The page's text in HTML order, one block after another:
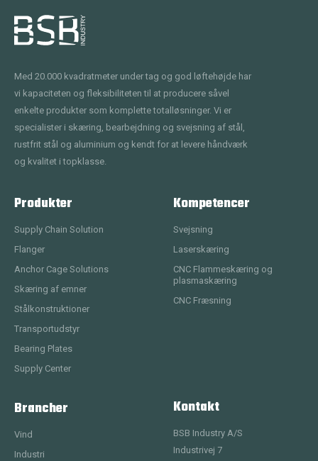
Med 20.000 kvadratmeter under tag og god løftehøjde har
vi kapaciteten og fleksibiliteten til at producere såvel
enkelte produkter som komplette totalløsninger. Vi er
specialister i skæring, bearbejdning og svejsning af stål,
rustfrit stål og aluminium og kendt for at levere håndværk
og kvalitet i topklasse.
Produkter
Supply Chain Solution
Flanger
Anchor Cage Solutions
Skæring af emner
Stålkonstruktioner
Transportudstyr
Bearing Plates
Supply Center
Kompetencer
Svejsning
Laserskæring
CNC Flammeskæring og
plasmaskæring
CNC Fræsning
Brancher
Vind
Industri
Kontakt
BSB Industry A/S
Industrivej 7